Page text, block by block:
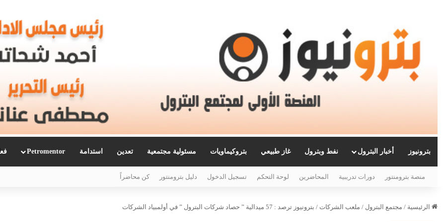
بترونيوز أخبار البترول نفط وبترول غاز طبيعي بتروكيماويات مسئولية مجتمعية تعدين استدامة Petromentor
منصة بترومنتور دورات تدريبية المحاضرين لوحة التحكم تسجيل الدخول دليل بترومنتور كن محاضراً
الرئيسية / مجتمع البترول / ملعب الشركات / بترونيوز ترصد : 57 ميدالية ” حصاد شركات البترول ” في أولمبياد الشركات